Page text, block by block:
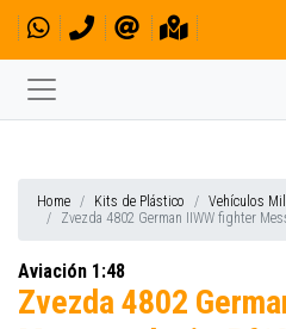
Home Kits de Plástico
Vehículos
Zvezda 4802 German IIWW fighter
Aviación 1:48
Zvezda 4802